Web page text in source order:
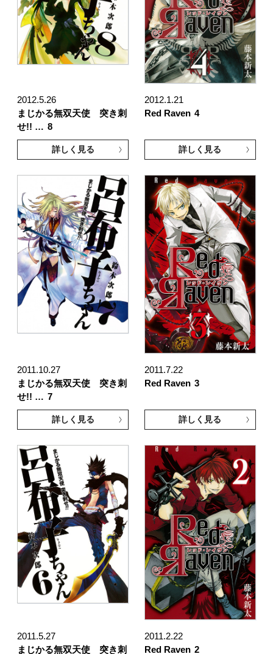
2012.5.26
まじかる無双天使 突き刺
せ!! … 8
詳しく見る
2012.1.21
Red Raven 4
詳しく見る
2011.10.27
まじかる無双天使 突き刺
せ!! … 7
詳しく見る
2011.7.22
Red Raven 3
詳しく見る
2011.5.27
まじかる無双天使 突き刺
2011.2.22
Red Raven 2